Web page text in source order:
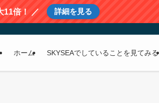
11倍！ ／ 詳細を見る
ホーム SKYSEAでしていることを見てみる